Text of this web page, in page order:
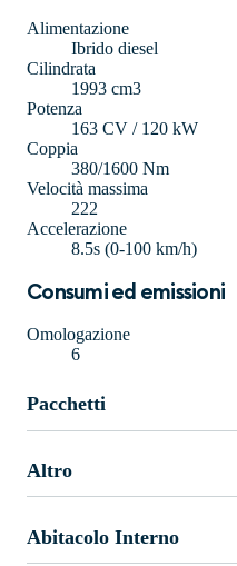
Alimentazione
Ibrido diesel
Cilindrata
1993 cm3
Potenza
163 CV / 120 kW
Coppia
380/1600 Nm
Velocità massima
222
Accelerazione
8.5s (0-100 km/h)
Consumi ed emissioni
Omologazione
6
Pacchetti
Altro
Abitacolo Interno